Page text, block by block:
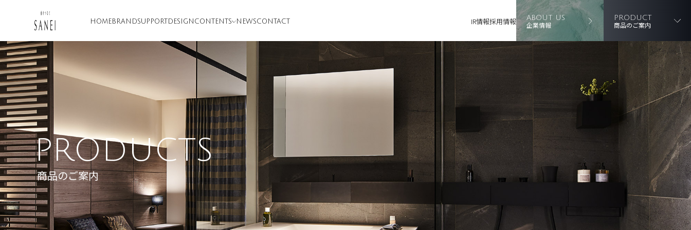
HOME BRANDSUPPORT DESIGN CONTENTS NEWSCONTACT IR情報採用情報 ABOUT US
企業情報
PRODUCT
商品のご案内
PRODUCTS
商品のご案内